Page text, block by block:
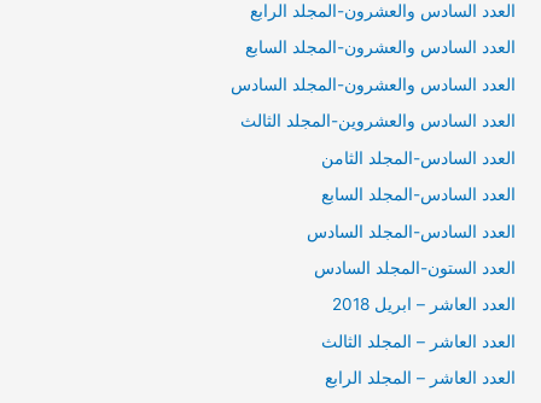
العدد السادس والعشرون-المجلد الرابع
العدد السادس والعشرون-المجلد السابع
العدد السادس والعشرون-المجلد السادس
العدد السادس والعشروين-المجلد الثالث
العدد السادس-المجلد الثامن
العدد السادس-المجلد السابع
العدد السادس-المجلد السادس
العدد الستون-المجلد السادس
العدد العاشر – ابريل 2018
العدد العاشر – المجلد الثالث
العدد العاشر – المجلد الرابع